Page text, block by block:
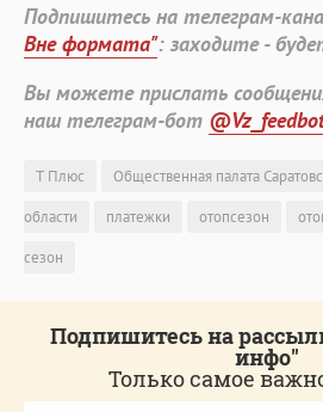
Подпишитесь на телеграм-
Вне формата": заходите -
Вы можете прислать
наш телеграм-бот
Т Плюс
Общественная палата
области
платежки отопсезон
сезон
Подпишитесь на
инфо"
Только самое